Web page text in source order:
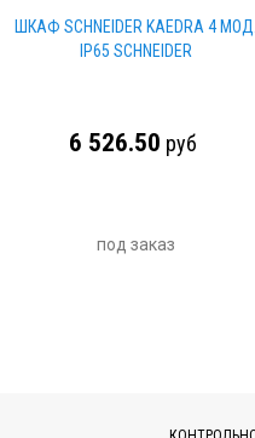
ШКАФ SCHNEIDER KAEDRA 4 МОД.
IP65 SCHNEIDER
6 526.50 руб
под заказ